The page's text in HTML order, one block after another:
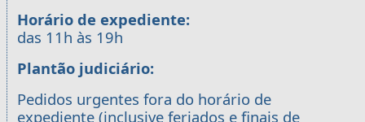
Horário de expediente:
das 11h às 19h
Plantão judiciário:
Pedidos urgentes fora do horário de
expediente (inclusive feriados e finais de